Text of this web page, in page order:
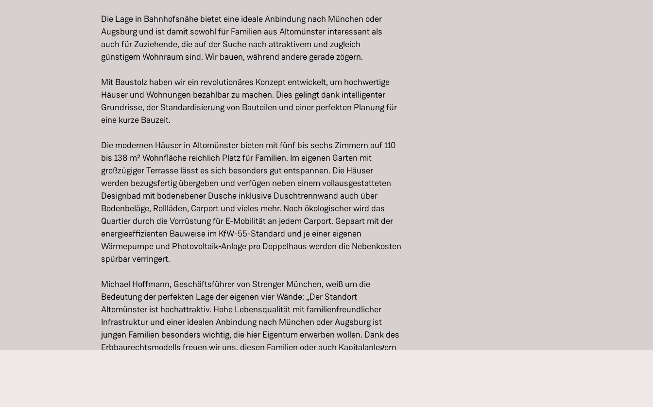
Die Lage in Bahnhofsnähe bietet eine ideale Anbindung nach München oder
Augsburg und ist damit sowohl für Familien aus Altomünster interessant als
auch für Zuziehende, die auf der Suche nach attraktivem und zugleich
günstigem Wohnraum sind. Wir bauen, während andere gerade zögern.
Mit Baustolz haben wir ein revolutionäres Konzept entwickelt, um hochwertige
Häuser und Wohnungen bezahlbar zu machen. Dies gelingt dank intelligenter
Grundrisse, der Standardisierung von Bauteilen und einer perfekten Planung für
eine kurze Bauzeit.
Die modernen Häuser in Altomünster bieten mit fünf bis sechs Zimmern auf 110
bis 138 m² Wohnfläche reichlich Platz für Familien. Im eigenen Garten mit
großzügiger Terrasse lässt es sich besonders gut entspannen. Die Häuser
werden bezugsfertig übergeben und verfügen neben einem vollausgestatteten
Designbad mit bodenebener Dusche inklusive Duschtrennwand auch über
Bodenbeläge, Rollläden, Carport und vieles mehr. Noch ökologischer wird das
Quartier durch die Vorrüstung für E-Mobilität an jedem Carport. Gepaart mit der
energieeffizienten Bauweise im KfW-55-Standard und je einer eigenen
Wärmepumpe und Photovoltaik-Anlage pro Doppelhaus werden die Nebenkosten
spürbar verringert.
Michael Hoffmann, Geschäftsführer von Strenger München, weiß um die
Bedeutung der perfekten Lage der eigenen vier Wände: „Der Standort
Altomünster ist hochattraktiv. Hohe Lebensqualität mit familienfreundlicher
Infrastruktur und einer idealen Anbindung nach München oder Augsburg ist
jungen Familien besonders wichtig, die hier Eigentum erwerben wollen. Dank des
Erbbaurechtsmodells freuen wir uns, diesen Familien oder auch Kapitalanlegern